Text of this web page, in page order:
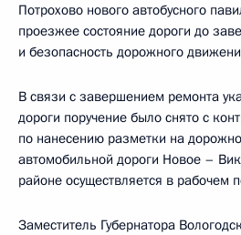
Потрохово нового автобусного
проезжее состояние дороги до
и безопасность дорожного
В связи с завершением ремонта
дороги поручение было снято с
по нанесению разметки на
автомобильной дороги Новое –
районе осуществляется в рабочем
Заместитель Губернатора